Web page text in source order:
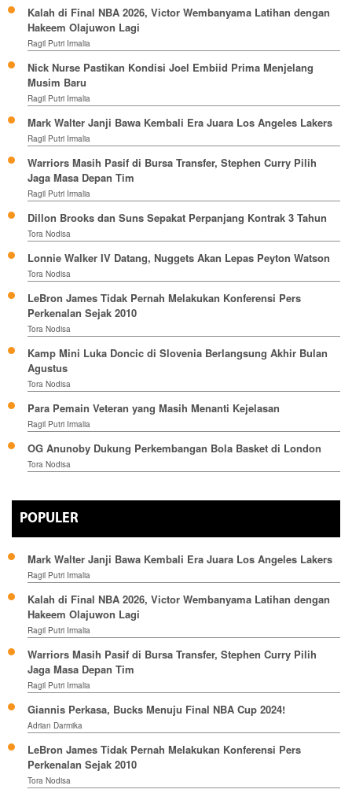
Kalah di Final NBA 2026, Victor Wembanyama Latihan dengan
Hakeem Olajuwon Lagi
Ragil Putri Irmalia
Nick Nurse Pastikan Kondisi Joel Embiid Prima Menjelang
Musim Baru
Ragil Putri Irmalia
Mark Walter Janji Bawa Kembali Era Juara Los Angeles Lakers
Ragil Putri Irmalia
Warriors Masih Pasif di Bursa Transfer, Stephen Curry Pilih
Jaga Masa Depan Tim
Ragil Putri Irmalia
Dillon Brooks dan Suns Sepakat Perpanjang Kontrak 3 Tahun
Tora Nodisa
Lonnie Walker IV Datang, Nuggets Akan Lepas Peyton Watson
Tora Nodisa
LeBron James Tidak Pernah Melakukan Konferensi Pers
Perkenalan Sejak 2010
Tora Nodisa
Kamp Mini Luka Doncic di Slovenia Berlangsung Akhir Bulan
Agustus
Tora Nodisa
Para Pemain Veteran yang Masih Menanti Kejelasan
Ragil Putri Irmalia
OG Anunoby Dukung Perkembangan Bola Basket di London
Tora Nodisa
POPULER
Mark Walter Janji Bawa Kembali Era Juara Los Angeles Lakers
Ragil Putri Irmalia
Kalah di Final NBA 2026, Victor Wembanyama Latihan dengan
Hakeem Olajuwon Lagi
Ragil Putri Irmalia
Warriors Masih Pasif di Bursa Transfer, Stephen Curry Pilih
Jaga Masa Depan Tim
Ragil Putri Irmalia
Giannis Perkasa, Bucks Menuju Final NBA Cup 2024!
Adrian Darmika
LeBron James Tidak Pernah Melakukan Konferensi Pers
Perkenalan Sejak 2010
Tora Nodisa